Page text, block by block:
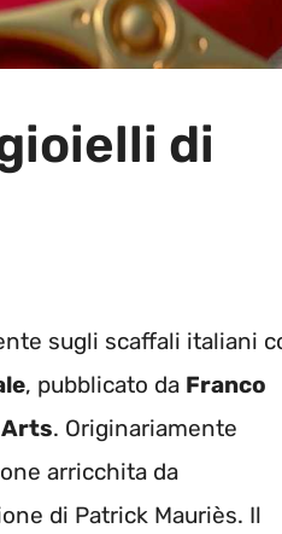
di
sugli scaffali italiani
, pubblicato da Franco
Arts. Originariamente
arricchita da
di Patrick Mauriès. Il